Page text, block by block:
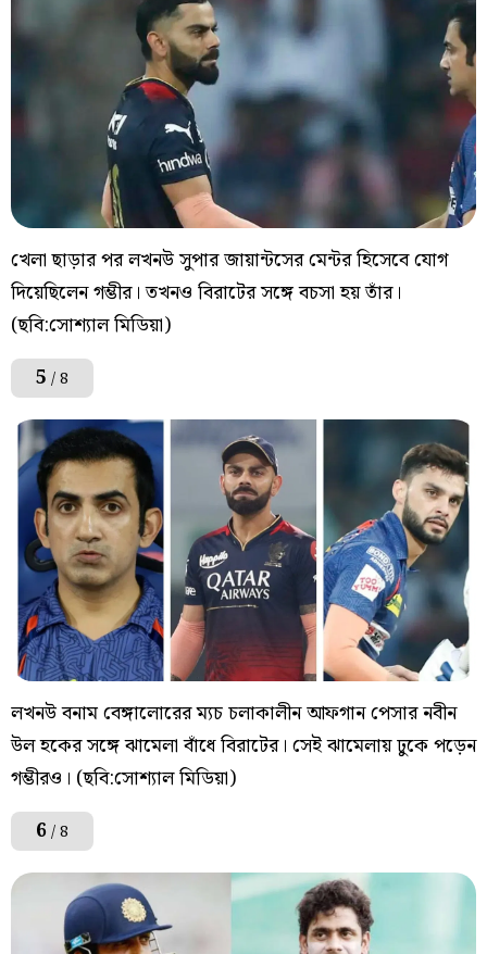
খেলা ছাড়ার পর লখনউ সুপার জায়ান্টসের মেন্টর হিসেবে যোগ
দিয়েছিলেন গম্ভীর। তখনও বিরাটের সঙ্গে বচসা হয় তাঁর।
(ছবি:সোশ্যাল মিডিয়া)
5 / 8
লখনউ বনাম বেঙ্গালোরের ম্যচ চলাকালীন আফগান পেসার নবীন
উল হকের সঙ্গে ঝামেলা বাঁধে বিরাটের। সেই ঝামেলায় ঢুকে পড়েন
গম্ভীরও। (ছবি:সোশ্যাল মিডিয়া)
6/ 8